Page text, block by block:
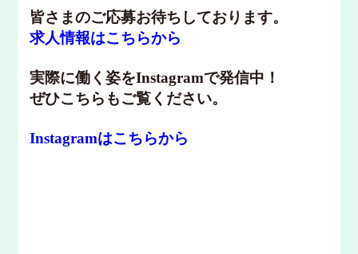
皆さまのご応募お待ちしております。
求人情報はこちらから
実際に働く姿をInstagramで発信中！
ぜひこちらもご覧ください。
Instagramはこちらから